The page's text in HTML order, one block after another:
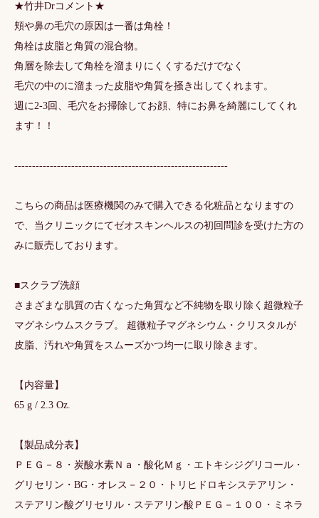
★竹井Drコメント★
頬や鼻の毛穴の原因は一番は角栓！
角栓は皮脂と角質の混合物。
角層を除去して角栓を溜まりにくくするだけでなく
毛穴の中のに溜まった皮脂や角質を掻き出してくれます。
週に2-3回、毛穴をお掃除してお顔、特にお鼻を綺麗にしてくれ
ます！！
------------------------------------------------------------
こちらの商品は医療機関のみで購入できる化粧品となりますの
で、当クリニックにてゼオスキンヘルスの初回問診を受けた方の
みに販売しております。
■スクラブ洗顔
さまざまな肌質の古くなった角質など不純物を取り除く超微粒子
マグネシウムスクラブ。 超微粒子マグネシウム・クリスタルが
皮脂、汚れや角質をスムーズかつ均一に取り除きます。
【内容量】
65 g / 2.3 Oz.
【製品成分表】
ＰＥＧ－８・炭酸水素Ｎａ・酸化Ｍｇ・エトキシジグリコール・
グリセリン・BG・オレス－２０・トリヒドロキシステアリン・
ステアリン酸グリセリル・ステアリン酸ＰＥＧ－１００・ミネラ